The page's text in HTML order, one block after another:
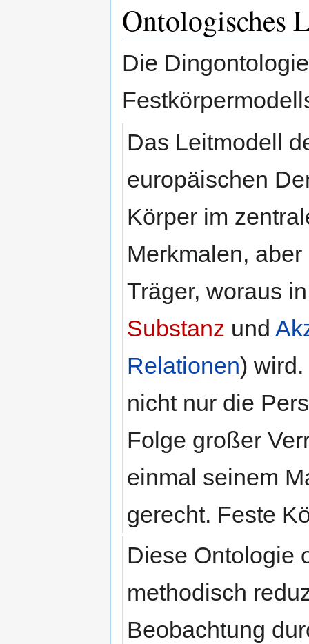
Ontologisches
Die
Das Leitmodell
europäischen
Körper im
Merkmalen,
Träger, woraus
Substanz und
Relationen)
nicht nur die
Folge großer
einmal seinem
gerecht. Feste
Diese Ontologie
methodisch
Beobachtung